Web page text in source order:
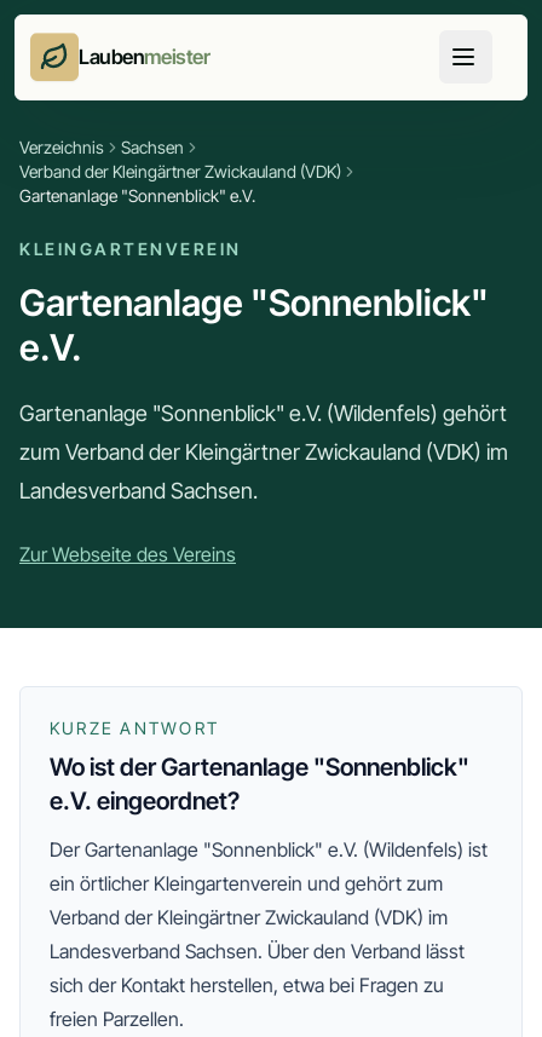
Laubenmeister
Verzeichnis
Sachsen
Verband der Kleingärtner Zwickauland (VDK)
Gartenanlage "Sonnenblick" e.V.
KLEINGARTENVEREIN
Gartenanlage "Sonnenblick"
e.V.
Gartenanlage "Sonnenblick" e.V. (Wildenfels) gehört
zum Verband der Kleingärtner Zwickauland (VDK) im
Landesverband Sachsen.
Zur Webseite des Vereins
KURZE ANTWORT
Wo ist der Gartenanlage "Sonnenblick"
e.V. eingeordnet?
DerGartenanlage "Sonnenblick" e.V. (Wildenfels) ist
ein örtlicher Kleingartenverein und gehört zum
Verband der Kleingärtner Zwickauland (VDK) im
Landesverband Sachsen. Über den Verband lässt
sich der Kontakt herstellen, etwa bei Fragen zu
freien Parzellen.